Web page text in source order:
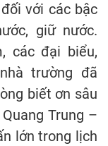
với các bậc
giữ nước.
các đại biểu,
trường đã
biết ơn sâu
Trung –
lớn trong lịch